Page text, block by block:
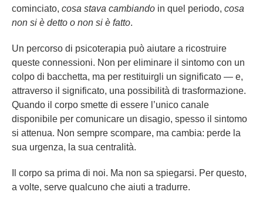
cominciato, cosa stava cambiando in quel periodo, cosa
non si è detto o non si è fatto.
Un percorso di psicoterapia può aiutare a ricostruire
queste connessioni. Non per eliminare il sintomo con un
colpo di bacchetta, ma per restituirgli un significato — e,
attraverso il significato, una possibilità di trasformazione.
Quando il corpo smette di essere l’unico canale
disponibile per comunicare un disagio, spesso il sintomo
si attenua. Non sempre scompare, ma cambia: perde la
sua urgenza, la sua centralità.
Il corpo sa prima di noi. Ma non sa spiegarsi. Per questo,
a volte, serve qualcuno che aiuti a tradurre.